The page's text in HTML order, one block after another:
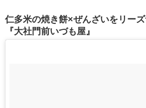
仁多米の焼き餅×ぜんざいをリー
『大社門前いづも屋』